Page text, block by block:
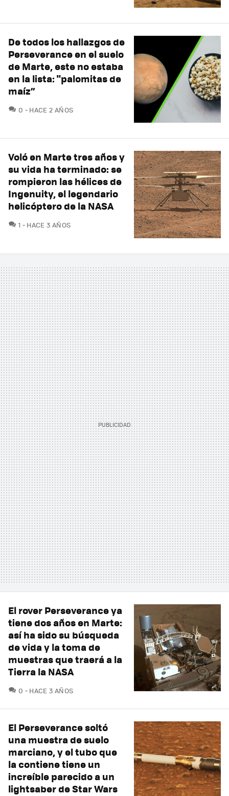
De todos los hallazgos de
Perseverance en el suelo
de Marte, este no estaba
en la lista: "palomitas de
maíz”
0 COMENTARIOS
HACE 2 AÑOS
Voló en Marte tres años y
su vida ha terminado: se
rompieron las hélices de
Ingenuity, el legendario
helicóptero de la NASA
1 COMENTARIOS
HACE 3 AÑOS
El rover Perseverance ya
tiene dos años en Marte:
así ha sido su búsqueda
de vida y la toma de
muestras que traerá a la
Tierra la NASA
0 COMENTARIOS
HACE 3 AÑOS
El Perseverance soltó
una muestra de suelo
marciano, y el tubo que
la contiene tiene un
increíble parecido a un
lightsaber de Star Wars